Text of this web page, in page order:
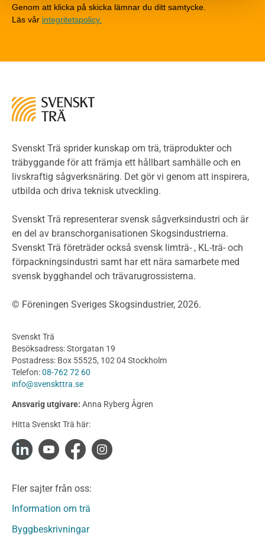
Tekniska byten med sprinkler
Riskvärdering i flervåningsbostadshus
Miljöeffekter
LCA
Miljödeklarationer och märkning
Termer och förkortningar
Planering
Klimatkalkylator hallar
Projektering av trähus - generellt
Byggsystem
Fasadsystem i skivmaterial
Bullerskärmar och andra utomhuskonstruktioner
Byggnation och utförande
Utförande
Produkter
Konstruktionsvirke
Konstruktionsvirke Behandlat
Konstruktionsvirke Fingerskarvat
Konstruktionsvirke Fingerskarvat Obehandlat
Limträ
Fanerträ
Fanerträ Obehandlat
Träpanel och Utvändig beklädnad Behandlat
Genom att klicka på skicka lämnar du ditt samtycke.
Läs vår integritetspolicy.
Svenskt Trä sprider kunskap om trä, träprodukter och
träbyggande för att främja ett hållbart samhälle och en
livskraftig sågverksnäring. Det gör vi genom att inspirera,
utbilda och driva teknisk utveckling.
Svenskt Trä representerar svensk sågverksindustri och är
en del av branschorganisationen Skogsindustrierna.
Svenskt Trä företräder också svensk limträ- , KL-trä- och
förpackningsindustri samt har ett nära samarbete med
svensk bygghandel och trävarugrossisterna.
© Föreningen Sveriges Skogsindustrier, 2026.
Svenskt Trä
Besöksadress: Storgatan 19
Postadress: Box 55525, 102 04 Stockholm
Telefon:08-762 72 60
info@svenskttra.se
Ansvarig utgivare: Anna Ryberg Ågren
Hitta Svenskt Trä här:
Fler sajter från oss:
Information om trä
Byggbeskrivningar